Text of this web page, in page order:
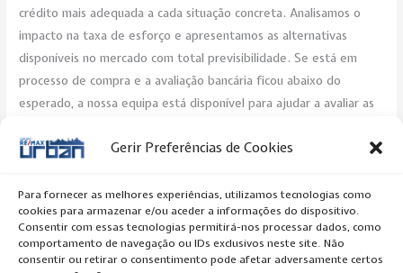
Gerir Preferências de Cookies
Para fornecer as melhores experiências, utilizamos tecnologias como
cookies para armazenar e/ou aceder a informações do dispositivo.
Consentir com essas tecnologias permitirá-nos processar dados, como
comportamento de navegação ou IDs exclusivos neste site. Não
consentir ou retirar o consentimento pode afetar adversamente certos
crédito mais adequada a cada situação concreta. Analisamos o
impacto na taxa de esforço e apresentamos as alternativas
disponíveis no mercado com total previsibilidade. Se está em
processo de compra e a avaliação bancária ficou abaixo do
esperado, a nossa equipa está disponível para ajudar a avaliar as
←Previous Artigo Next Artigo